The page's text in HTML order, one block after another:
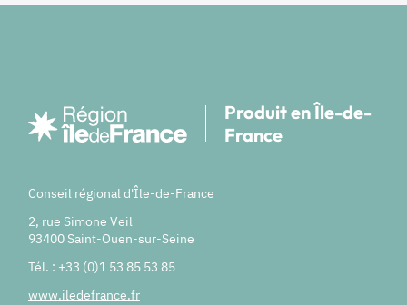
Produit en Île-de-
France
Conseil régional d'Île-de-France
2, rue Simone Veil
93400 Saint-Ouen-sur-Seine
Tél. : +33 (0)1 53 85 53 85
www.iledefrance.fr